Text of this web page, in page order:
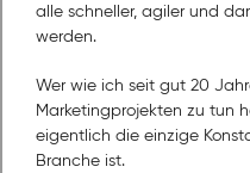
alle schneller, agiler und
werden.
Wer wie ich seit gut 20
Marketingprojekten zu tun
eigentlich die einzige
Branche ist.